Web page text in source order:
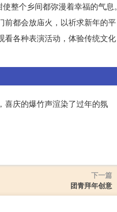
整个乡间都弥漫着幸福的气息。
前都会放庙火，以祈求新年的平
看各种表演活动，体验传统文化
喜庆的爆竹声渲染了过年的氛
下一篇
团青拜年创意